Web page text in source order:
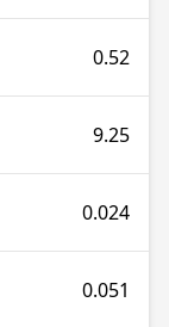
0.52
9.25
0.024
0.051